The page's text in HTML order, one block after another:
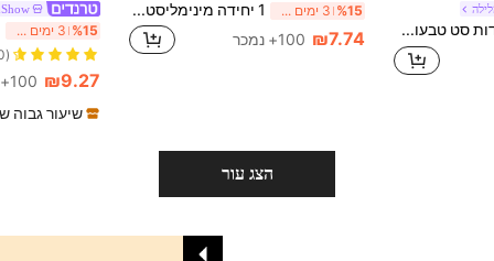
6 יחידות/1 יחידות סט טבעות נירוסטה מינימליסטיות מכסף עם עיצוב גלי ומרובע לתכשיטי אופנה הניתנים לערום, טבעות גיאומטריות אופנתיות בהשראת הטבע תכשיטי סטייטמנט בוהמיים ללבוש יומיומי
%15 3 ימים אחרונים 1 יחידה מינימליסטי נירוסטה גיאומטרי טבעת זהב רחבה, מתאימה ללבוש יומיומי, למסיבה ולמתנה
₪7.74 100+ נמכר %15 3 ימים אחרונים
(1000+)
₪9.27 100+ נמכר
שיעור גבוה
הצג עור